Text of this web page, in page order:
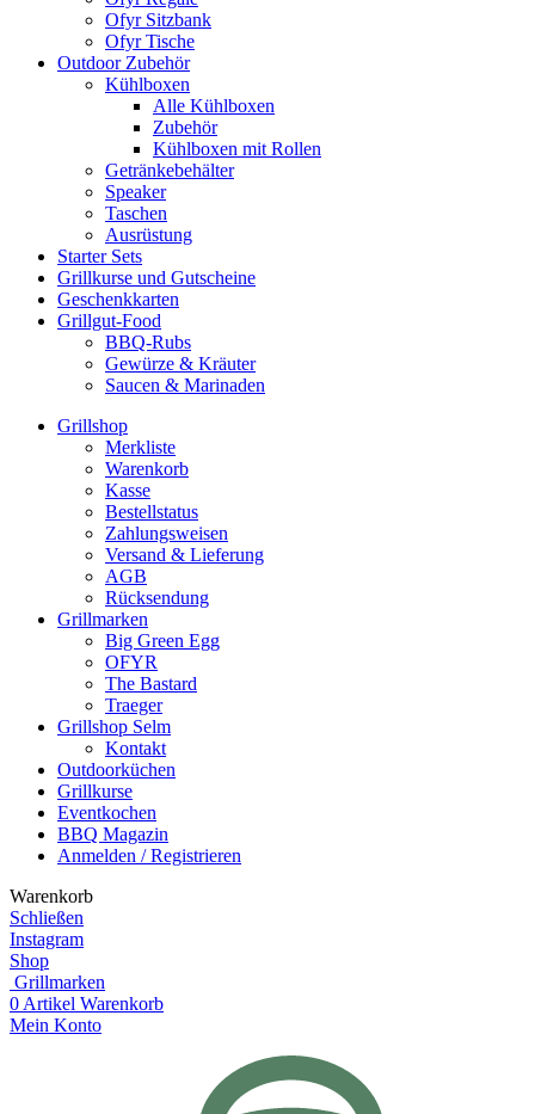
Ofyr Sitzbank
Ofyr Tische
Outdoor Zubehör
Kühlboxen
Alle Kühlboxen
Zubehör
Kühlboxen mit Rollen
Getränkebehälter
Speaker
Taschen
Ausrüstung
Starter Sets
Grillkurse und Gutscheine
Geschenkkarten
Grillgut-Food
BBQ-Rubs
Gewürze & Kräuter
Saucen & Marinaden
Grillshop
Merkliste
Warenkorb
Kasse
Bestellstatus
Zahlungsweisen
Versand & Lieferung
AGB
Rücksendung
Grillmarken
Big Green Egg
OFYR
The Bastard
Traeger
Grillshop Selm
Kontakt
Outdoorküchen
Grillkurse
Eventkochen
BBQ Magazin
Anmelden / Registrieren
Warenkorb
Schließen
Instagram
Shop
Grillmarken
0 Artikel Warenkorb
Mein Konto